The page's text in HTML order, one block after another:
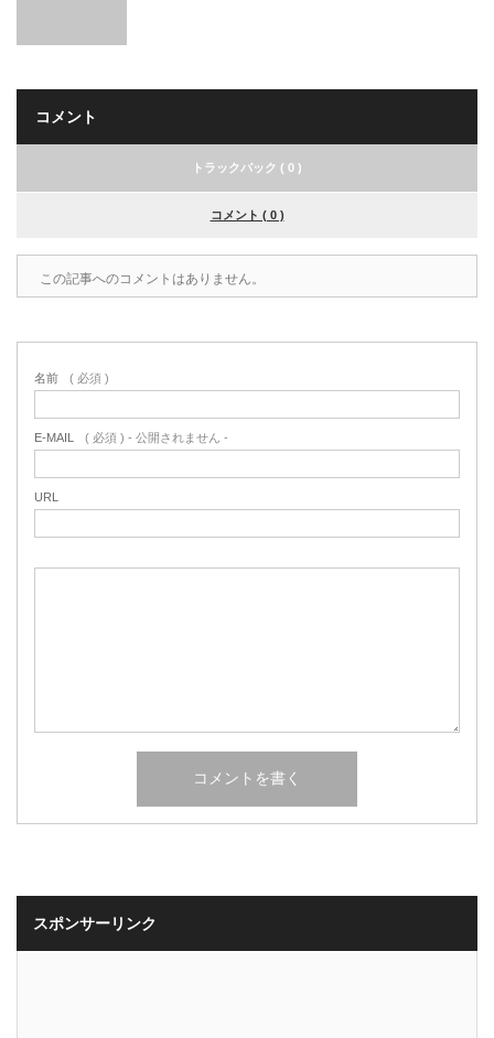
コメント
トラックバック ( 0 )
コメント ( 0 )
この記事へのコメントはありません。
名前 ( 必須 )
E-MAIL ( 必須 ) - 公開されません -
URL
スポンサーリンク